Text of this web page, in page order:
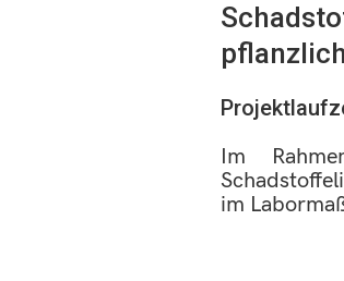
Im
im